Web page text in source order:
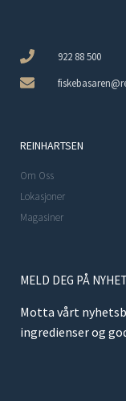
922 88 500
REINHARTSEN
Om Oss
Lokasjoner
Magasiner
MELD DEG PÅ
Motta vårt
ingredienser og